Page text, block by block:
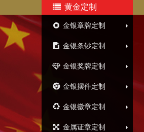
黄金定制
金银章牌定制
金银条钞定制
金银奖牌定制
金银摆件定制
金银徽章定制
金属证章定制